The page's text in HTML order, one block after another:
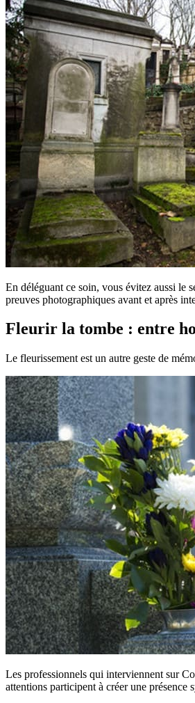
En déléguant ce soin, vous évitez aussi le
preuves photographiques avant et après
Fleurir la tombe : entre
Le fleurissement est un autre geste de
Les professionnels qui interviennent sur
attentions participent à créer une